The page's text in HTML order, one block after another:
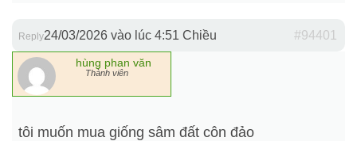
24/03/2026 vào lúc 4:51 Chiều #94401
Reply
hùng phan văn
Thành viên
tôi muốn mua giống sâm đất côn đảo